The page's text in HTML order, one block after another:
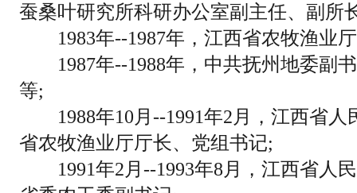
蚕桑叶研究所科研办公室副主任、副所
1983年--1987年，江西省农牧渔业
1987年--1988年，中共抚州地委副
等;
1988年10月--1991年2月，江西省人
省农牧渔业厅厅长、党组书记;
1991年2月--1993年8月，江西省人